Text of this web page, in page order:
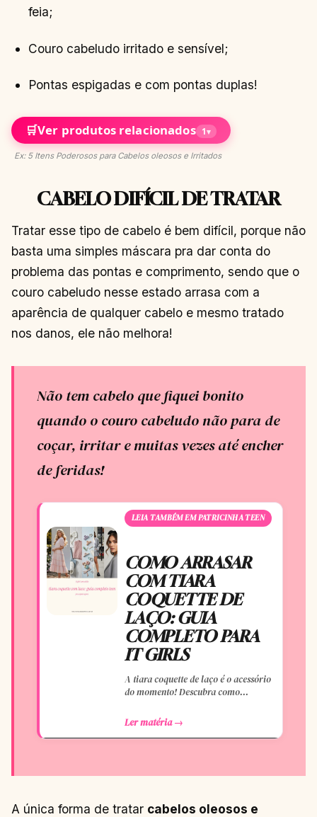
feia;
Couro cabeludo irritado e sensível;
Pontas espigadas e com pontas duplas!
🛒Ver produtos relacionados 1▾
Ex: 5 Itens Poderosos para Cabelos oleosos e Irritados
CABELO DIFÍCIL DE TRATAR
Tratar esse tipo de cabelo é bem difícil, porque não
basta uma simples máscara pra dar conta do
problema das pontas e comprimento, sendo que o
couro cabeludo nesse estado arrasa com a
aparência de qualquer cabelo e mesmo tratado
nos danos, ele não melhora!
Não tem cabelo que fiquei bonito
quando o couro cabeludo não para de
coçar, irritar e muitas vezes até encher
de feridas!
LEIA TAMBÉM EM PATRICINHA TEEN
COMO ARRASAR
COM TIARA
COQUETTE DE
LAÇO: GUIA
COMPLETO PARA
IT GIRLS
A tiara coquette de laço é o acessório
do momento! Descubra como
e estilosa em seus looks, do casual ao
Ler matéria →
A única forma de tratar cabelos oleosos e